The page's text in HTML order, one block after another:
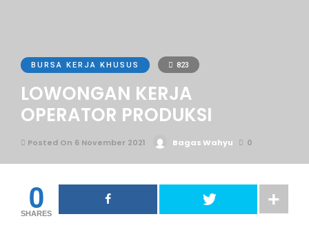
BURSA KERJA KHUSUS 823
LOWONGAN KERJA
OPERATOR PRODUKSI
Posted On 6 November 2021 Bagas Wahyu 0
0
SHARES